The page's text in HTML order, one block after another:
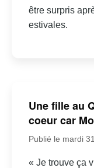
être surpris
estivales.
Une fille au
coeur car
Publié le mardi
« Je trouve ça